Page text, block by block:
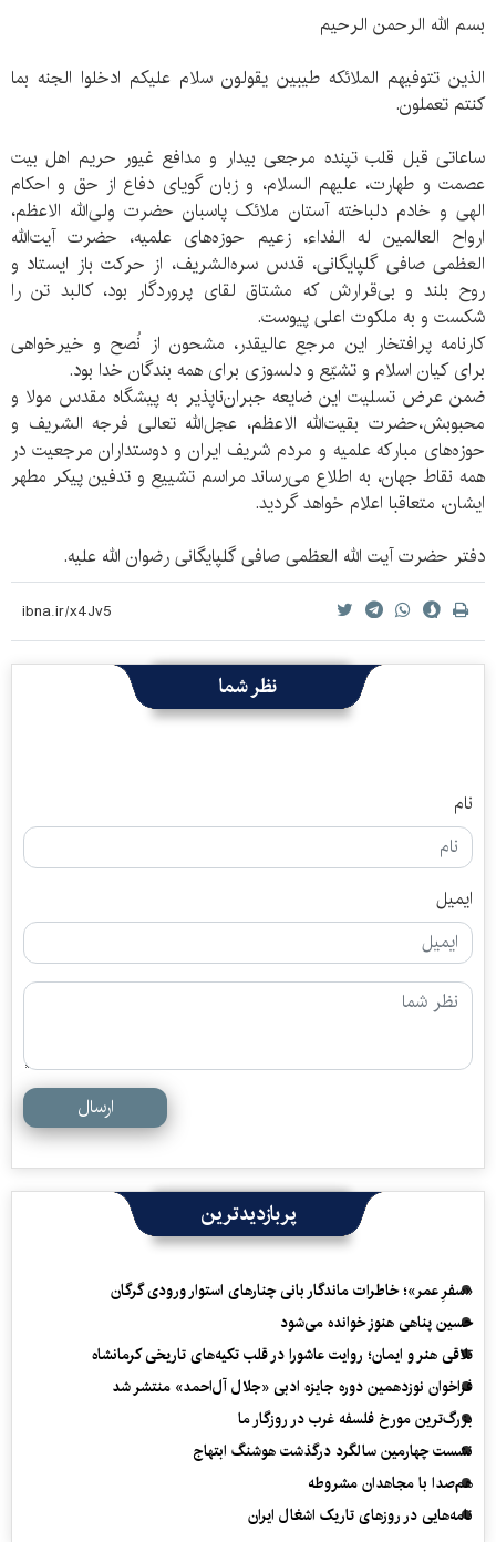
بسم الله الرحمن الرحیم
الذین تتوفیهم الملائکه طیبین یقولون سلام علیکم ادخلوا الجنه بما
کنتم تعملون.
ساعاتی قبل قلب تپنده مرجعی بیدار و مدافع غیور حریم اهل بیت
عصمت و طهارت، علیهم السلام، و زبان گویای دفاع از حق و احکام
الهی و خادم دلباخته آستان ملائک پاسبان حضرت ولی‌الله الاعظم،
ارواح العالمین له الفداء، زعیم حوزه‌های علمیه، حضرت آیت‌الله
العظمی صافی گلپایگانی، قدس سره‌الشریف، از حرکت باز ایستاد و
روح بلند و بی‌قرارش که مشتاق لقای پروردگار بود، کالبد تن را
شکست و به ملکوت اعلی پیوست.
کارنامه پرافتخار این مرجع عالیقدر، مشحون از نُصح و خیرخواهی
برای کیان اسلام و تشیّع و دلسوزی برای همه بندگان خدا بود.
ضمن عرض تسلیت این ضایعه جبران‌ناپذیر به پیشگاه مقدس مولا و
محبوبش،حضرت بقیت‌الله الاعظم، عجل‌الله تعالی فرجه الشریف و
حوزه‌های مبارکه علمیه و مردم شریف ایران و دوستداران مرجعیت در
همه نقاط جهان، به اطلاع می‌رساند مراسم تشییع و تدفین پیکر مطهر
ایشان، متعاقبا اعلام خواهد گردید.
دفتر حضرت آیت الله العظمی صافی گلپایگانی رضوان الله علیه.
نظر شما
نام
ایمیل
ارسال
پربازدیدترین
«سفرِ عمر»؛ خاطرات ماندگار بانی چنارهای استوار ورودی گرگان
حسین پناهی هنوز خوانده می‌شود
تلاقی هنر و ایمان؛ روایت عاشورا در قلب تکیه‌های تاریخی کرمانشاه
فراخوان نوزدهمین دوره جایزه ادبی «جلال آل‌احمد» منتشر شد
بزرگ‌ترین مورخ فلسفه غرب در روزگار ما
نشست چهارمین سالگرد درگذشت هوشنگ ابتهاج
هم‌صدا با مجاهدان مشروطه
نامه‌هایی در روزهای تاریک اشغال ایران